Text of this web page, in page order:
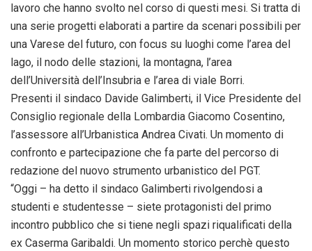
lavoro che hanno svolto nel corso di questi mesi. Si tratta di
una serie progetti elaborati a partire da scenari possibili per
una Varese del futuro, con focus su luoghi come l’area del
lago, il nodo delle stazioni, la montagna, l’area
dell’Università dell’Insubria e l’area di viale Borri.
Presenti il sindaco Davide Galimberti, il Vice Presidente del
Consiglio regionale della Lombardia Giacomo Cosentino,
l’assessore all’Urbanistica Andrea Civati. Un momento di
confronto e partecipazione che fa parte del percorso di
redazione del nuovo strumento urbanistico del PGT.
“Oggi – ha detto il sindaco Galimberti rivolgendosi a
studenti e studentesse – siete protagonisti del primo
incontro pubblico che si tiene negli spazi riqualificati della
ex Caserma Garibaldi. Un momento storico perchè questo